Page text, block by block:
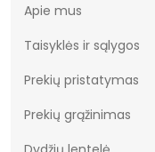
Apie mus
Taisyklės ir sąlygos
Prekių pristatymas
Prekių grąžinimas